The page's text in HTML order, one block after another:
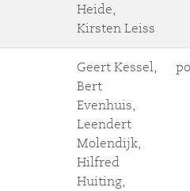
Heide,
Kirsten Leiss
Geert Kessel,
Bert
Evenhuis,
Leendert
Molendijk,
Hilfred
Huiting,